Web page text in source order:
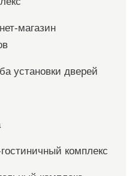
магазин
установки дверей
комплекс